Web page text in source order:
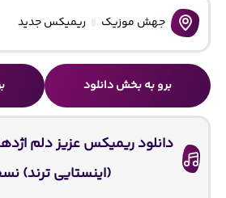
جهش موزیک ریمیکس جدید
برو به بخش دانلود
دانلود ریمیکس عزیز دلم
(اینستایی ترند)